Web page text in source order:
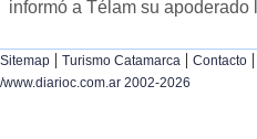
informó a Télam su
Sitemap | Turismo Catamarca | Contacto |
/www.diarioc.com.ar 2002-2026